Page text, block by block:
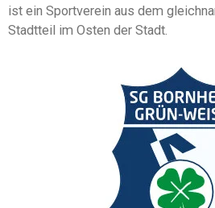
ist ein Sportverein aus dem
Stadtteil im Osten der Stadt.